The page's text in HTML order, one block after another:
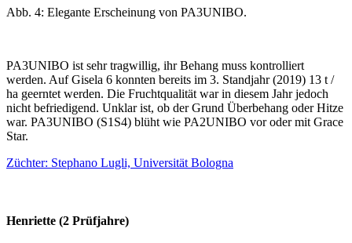
Abb. 4: Elegante Erscheinung von PA3UNIBO.
PA3UNIBO ist sehr tragwillig, ihr Behang muss kontrolliert
werden. Auf Gisela 6 konnten bereits im 3. Standjahr (2019) 13 t /
ha geerntet werden. Die Fruchtqualität war in diesem Jahr jedoch
nicht befriedigend. Unklar ist, ob der Grund Überbehang oder Hitze
war. PA3UNIBO (S1S4) blüht wie PA2UNIBO vor oder mit Grace
Star.
Züchter: Stephano Lugli, Universität Bologna
Henriette (2 Prüfjahre)